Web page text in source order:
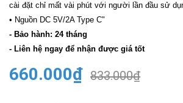
cài đặt chỉ mất vài phút với người lần đầu sử
• Nguồn DC 5V/2A Type C"
- Bảo hành: 24 tháng
- Liên hệ ngay để nhận được giá tốt
660.000₫ 833.000₫